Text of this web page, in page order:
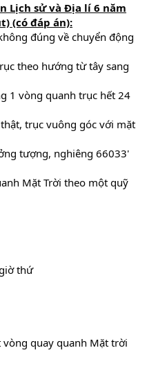
Lịch sử và Địa lí 6 năm
(có đáp án):
đúng về chuyển động
theo hướng từ tây sang
1 vòng quanh trục hết 24
trục vuông góc với mặt
tượng, nghiêng 66033'
Mặt Trời theo một quỹ
thứ
vòng quay quanh Mặt trời